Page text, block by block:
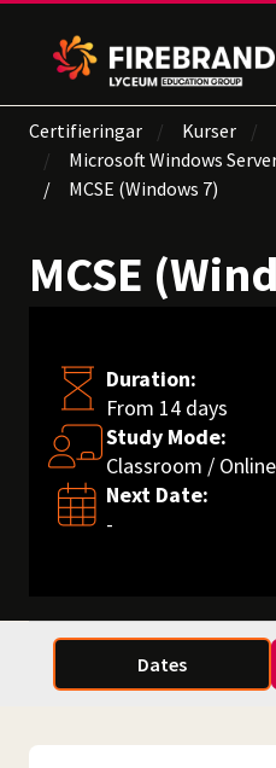
Certifieringar Kurser
Microsoft Windows
MCSE (Windows 7)
MCSE
Duration:
From 14 days
Study Mode:
Classroom / Online
Next Date:
-
Dates